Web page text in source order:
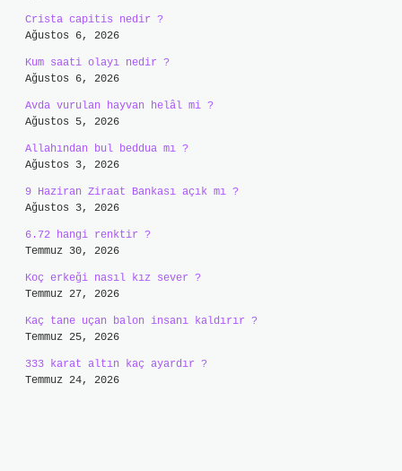
Crista capitis nedir ?
Ağustos 6, 2026
Kum saati olayı nedir ?
Ağustos 6, 2026
Avda vurulan hayvan helâl mi ?
Ağustos 5, 2026
Allahından bul beddua mı ?
Ağustos 3, 2026
9 Haziran Ziraat Bankası açık mı ?
Ağustos 3, 2026
6.72 hangi renktir ?
Temmuz 30, 2026
Koç erkeği nasıl kız sever ?
Temmuz 27, 2026
Kaç tane uçan balon insanı kaldırır ?
Temmuz 25, 2026
333 karat altın kaç ayardır ?
Temmuz 24, 2026